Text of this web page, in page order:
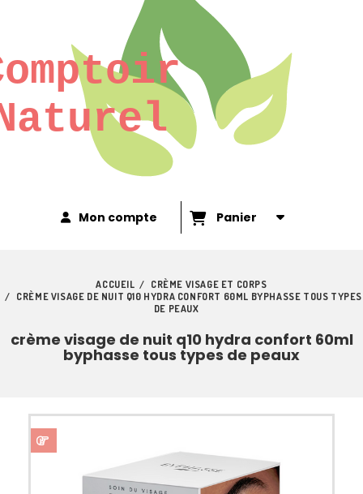
Mon compte Panier
ACCUEIL
CRÈME VISAGE ET CORPS
CRÈME VISAGE DE NUIT Q10 HYDRA CONFORT 60ML BYPHASSE TOUS TYPES
DE PEAUX
crème visage de nuit q10 hydra confort 60ml
byphasse tous types de peaux